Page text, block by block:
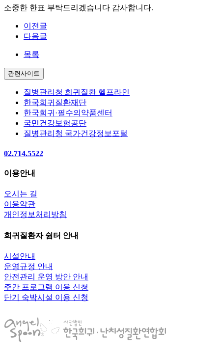
소중한 한표 부탁드리겠습니다 감사합니다.
이전글
다음글
목록
관련사이트
질병관리청 희귀질환 헬프라인
한국희귀질환재단
한국희귀·필수의약품센터
국민건강보험공단
질병관리청 국가건강정보포털
02.714.5522
이용안내
오시는 길
이용약관
개인정보처리방침
희귀질환자 쉼터 안내
시설안내
운영규정 안내
안전관리 운영 방안 안내
주간 프로그램 이용 신청
단기 숙박시설 이용 신청